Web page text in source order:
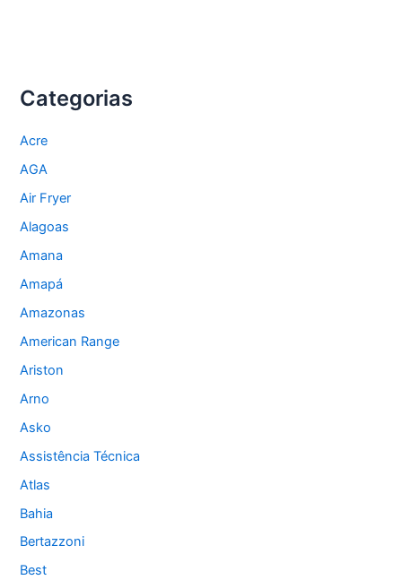
Categorias
Acre
AGA
Air Fryer
Alagoas
Amana
Amapá
Amazonas
American Range
Ariston
Arno
Asko
Assistência Técnica
Atlas
Bahia
Bertazzoni
Best